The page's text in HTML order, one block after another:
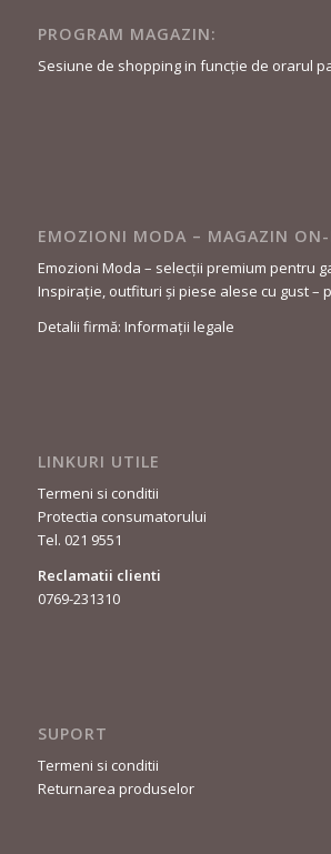
PROGRAM MAGAZIN:
Sesiune de shopping in funcție de orarul
EMOZIONI MODA – MAGAZIN ON-
Emozioni Moda – selecții premium pentru
Inspirație, outfituri și piese alese cu gust –
Detalii firmă: Informații legale
LINKURI UTILE
Termeni si conditii
Protectia consumatorului
Tel. 021 9551
Reclamatii clienti
0769-231310
SUPORT
Termeni si conditii
Returnarea produselor